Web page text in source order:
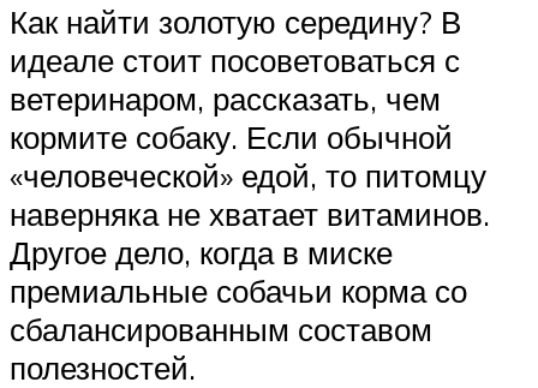
Как найти золотую середину? В
идеале стоит посоветоваться с
ветеринаром, рассказать, чем
кормите собаку. Если обычной
«человеческой» едой, то питомцу
наверняка не хватает витаминов.
Другое дело, когда в миске
премиальные собачьи корма со
сбалансированным составом
полезностей.